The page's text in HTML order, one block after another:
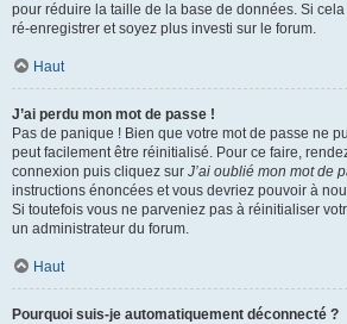
pour réduire la taille de la base de données. Si
ré-enregistrer et soyez plus investi sur le forum.
Haut
J’ai perdu mon mot de passe !
Pas de panique ! Bien que votre mot de passe ne
peut facilement être réinitialisé. Pour ce faire,
connexion puis cliquez sur J’ai oublié mon mot de
instructions énoncées et vous devriez pouvoir à
Si toutefois vous ne parveniez pas à réinitialiser
un administrateur du forum.
Haut
Pourquoi suis-je automatiquement déconnecté ?